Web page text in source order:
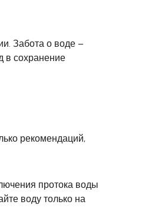
Забота о воде –
в сохранение
рекомендаций,
протока воды
воду только на